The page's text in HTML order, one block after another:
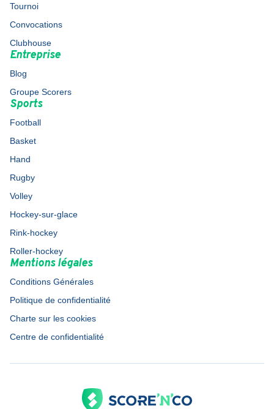
Tournoi
Convocations
Clubhouse
Entreprise
Blog
Groupe Scorers
Sports
Football
Basket
Hand
Rugby
Volley
Hockey-sur-glace
Rink-hockey
Roller-hockey
Mentions légales
Conditions Générales
Politique de confidentialité
Charte sur les cookies
Centre de confidentialité